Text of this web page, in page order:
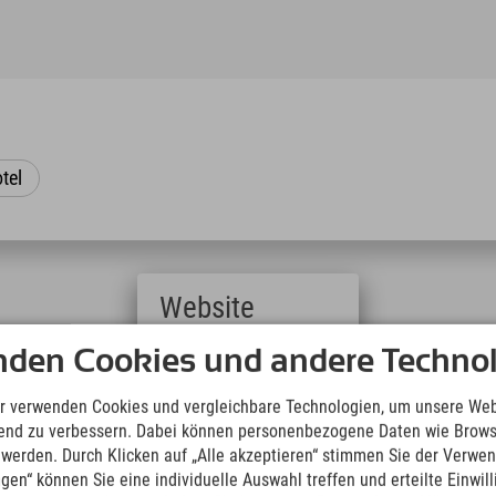
Wandern
Cookies und andere
verwenden Cookies und vergleichbare Technologien, um unsere
zu verbessern. Dabei können personenbezogene Daten wie
Durch Klicken auf „Alle akzeptieren“ stimmen Sie der
können Sie eine individuelle Auswahl treffen und erteilte
Website
Deutsch
(German)
English
(English)
Italiano
(Italian)
Čeština